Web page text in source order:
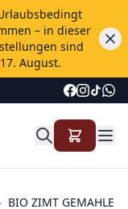
– in dieser
sind
August.
› BIO ZIMT